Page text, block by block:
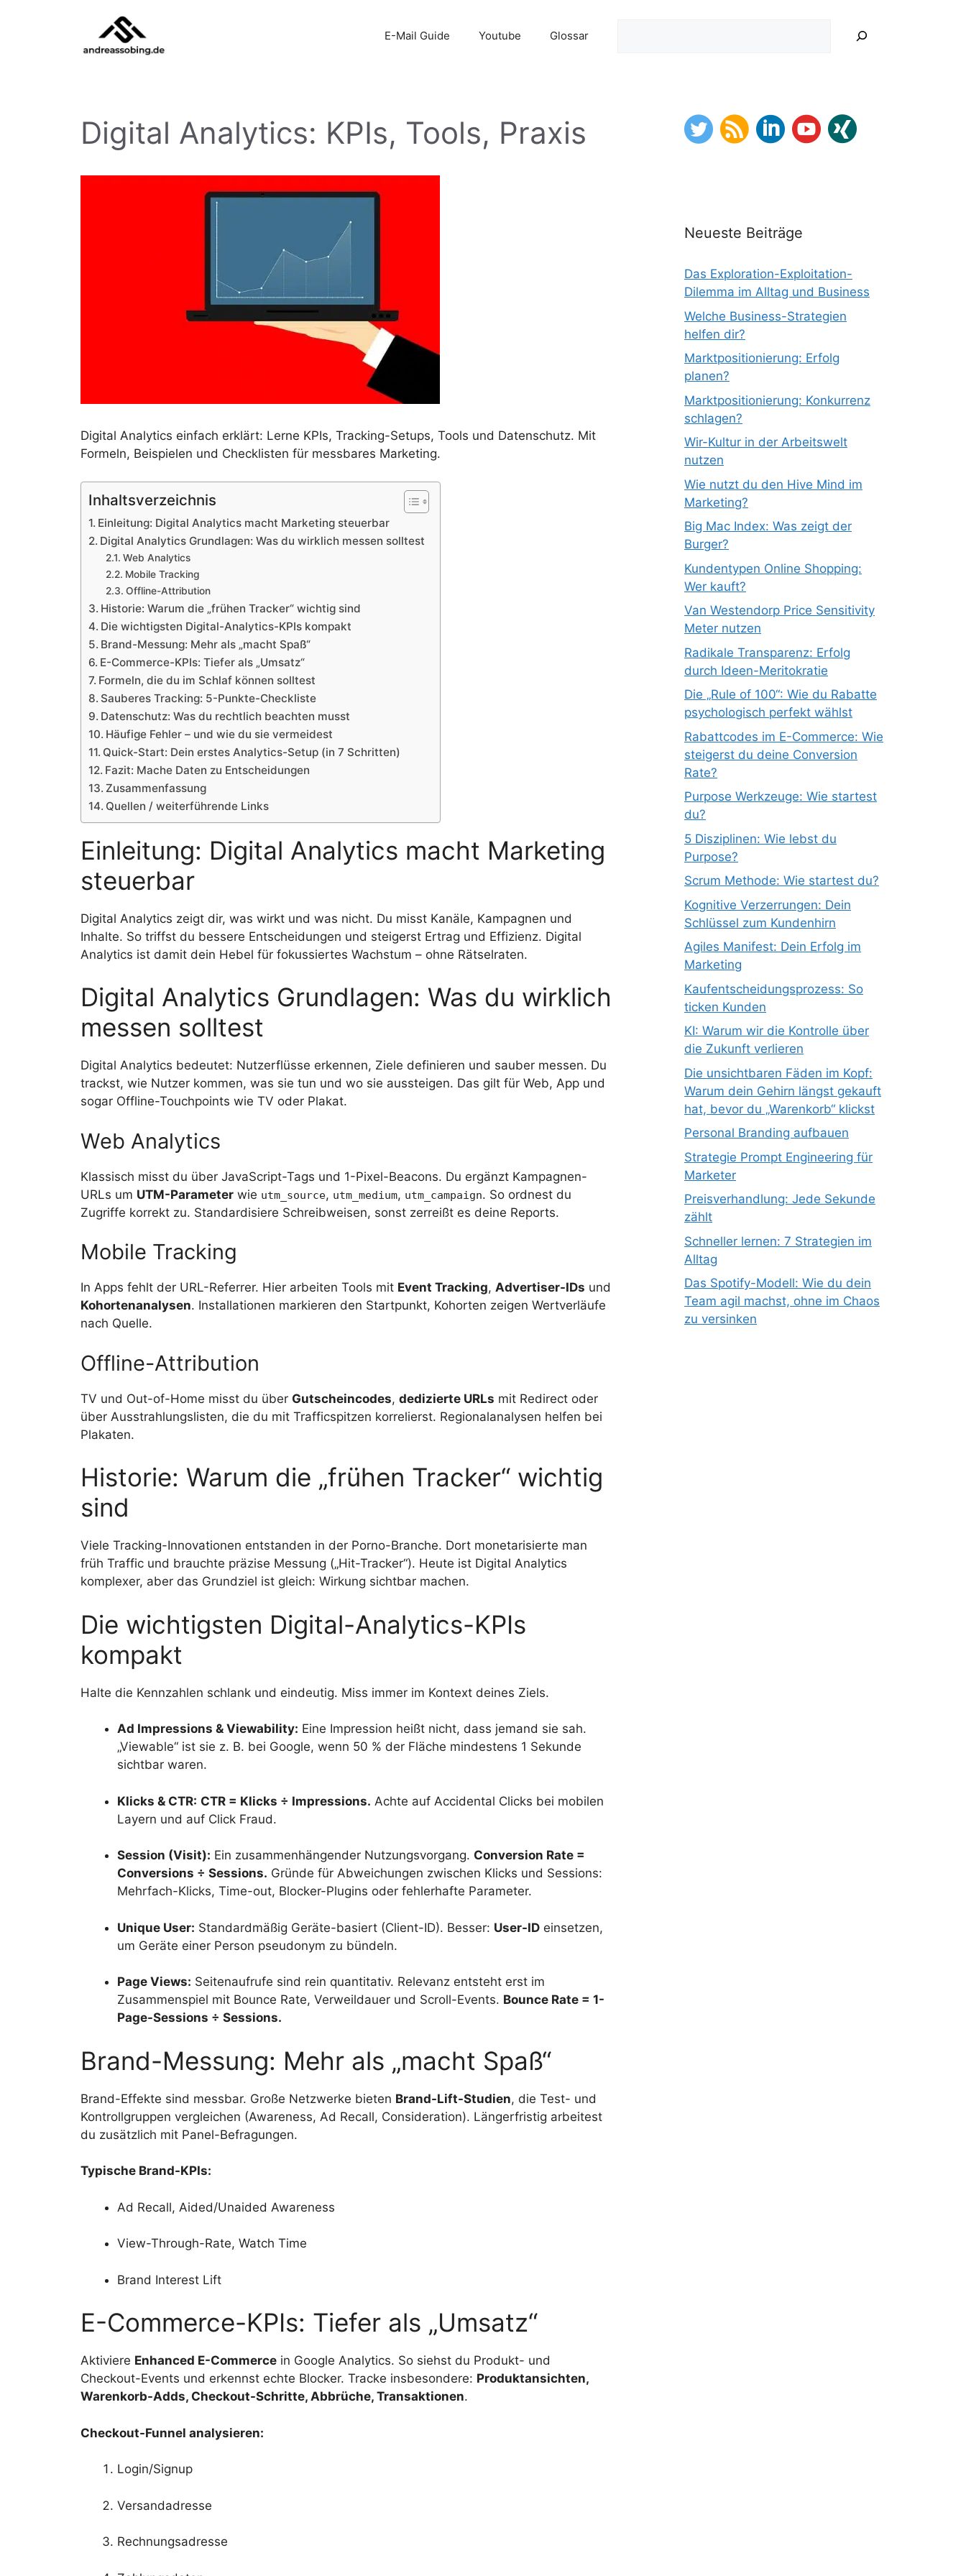
E-Mail Guide Youtube Glossar
Digital Analytics: KPIs, Tools, Praxis
Digital Analytics einfach erklärt: Lerne KPIs, Tracking-Setups, Tools und Datenschutz. Mit
Formeln, Beispielen und Checklisten für messbares Marketing.
Inhaltsverzeichnis
Einleitung: Digital Analytics macht Marketing steuerbar
Digital Analytics Grundlagen: Was du wirklich messen solltest
Web Analytics
Mobile Tracking
Offline-Attribution
Historie: Warum die „frühen Tracker“ wichtig sind
Die wichtigsten Digital-Analytics-KPIs kompakt
Brand-Messung: Mehr als „macht Spaß“
E-Commerce-KPIs: Tiefer als „Umsatz“
Formeln, die du im Schlaf können solltest
Sauberes Tracking: 5-Punkte-Checkliste
Datenschutz: Was du rechtlich beachten musst
Häufige Fehler – und wie du sie vermeidest
Quick-Start: Dein erstes Analytics-Setup (in 7 Schritten)
Fazit: Mache Daten zu Entscheidungen
Zusammenfassung
Quellen / weiterführende Links
Einleitung: Digital Analytics macht Marketing
steuerbar
Digital Analytics zeigt dir, was wirkt und was nicht. Du misst Kanäle, Kampagnen und
Inhalte. So triffst du bessere Entscheidungen und steigerst Ertrag und Effizienz. Digital
Analytics ist damit dein Hebel für fokussiertes Wachstum – ohne Rätselraten.
Digital Analytics Grundlagen: Was du wirklich
messen solltest
Digital Analytics bedeutet: Nutzerflüsse erkennen, Ziele definieren und sauber messen. Du
trackst, wie Nutzer kommen, was sie tun und wo sie aussteigen. Das gilt für Web, App und
sogar Offline-Touchpoints wie TV oder Plakat.
Web Analytics
Klassisch misst du über JavaScript-Tags und 1-Pixel-Beacons. Du ergänzt Kampagnen-
URLs um UTM-Parameter wie utm_source, utm_medium, utm_campaign. So ordnest du
Zugriffe korrekt zu. Standardisiere Schreibweisen, sonst zerreißt es deine Reports.
Mobile Tracking
In Apps fehlt der URL-Referrer. Hier arbeiten Tools mit Event Tracking, Advertiser-IDs und
Kohortenanalysen. Installationen markieren den Startpunkt, Kohorten zeigen Wertverläufe
nach Quelle.
Offline-Attribution
TV und Out-of-Home misst du über Gutscheincodes, dedizierte URLs mit Redirect oder
über Ausstrahlungslisten, die du mit Trafficspitzen korrelierst. Regionalanalysen helfen bei
Plakaten.
Historie: Warum die „frühen Tracker“ wichtig
sind
Viele Tracking-Innovationen entstanden in der Porno-Branche. Dort monetarisierte man
früh Traffic und brauchte präzise Messung („Hit-Tracker“). Heute ist Digital Analytics
komplexer, aber das Grundziel ist gleich: Wirkung sichtbar machen.
Die wichtigsten Digital-Analytics-KPIs
kompakt
Halte die Kennzahlen schlank und eindeutig. Miss immer im Kontext deines Ziels.
Ad Impressions & Viewability: Eine Impression heißt nicht, dass jemand sie sah.
„Viewable“ ist sie z. B. bei Google, wenn 50 % der Fläche mindestens 1 Sekunde
sichtbar waren.
Klicks & CTR: CTR = Klicks ÷ Impressions. Achte auf Accidental Clicks bei mobilen
Layern und auf Click Fraud.
Session (Visit): Ein zusammenhängender Nutzungsvorgang. Conversion Rate =
Conversions ÷ Sessions. Gründe für Abweichungen zwischen Klicks und Sessions:
Mehrfach-Klicks, Time-out, Blocker-Plugins oder fehlerhafte Parameter.
Unique User: Standardmäßig Geräte-basiert (Client-ID). Besser: User-ID einsetzen,
um Geräte einer Person pseudonym zu bündeln.
Page Views: Seitenaufrufe sind rein quantitativ. Relevanz entsteht erst im
Zusammenspiel mit Bounce Rate, Verweildauer und Scroll-Events. Bounce Rate = 1-
Page-Sessions ÷ Sessions.
Brand-Messung: Mehr als „macht Spaß“
Brand-Effekte sind messbar. Große Netzwerke bieten Brand-Lift-Studien, die Test- und
Kontrollgruppen vergleichen (Awareness, Ad Recall, Consideration). Längerfristig arbeitest
du zusätzlich mit Panel-Befragungen.
Typische Brand-KPIs:
Ad Recall, Aided/Unaided Awareness
View-Through-Rate, Watch Time
Brand Interest Lift
E-Commerce-KPIs: Tiefer als „Umsatz“
Aktiviere Enhanced E-Commerce in Google Analytics. So siehst du Produkt- und
Checkout-Events und erkennst echte Blocker. Tracke insbesondere: Produktansichten,
Warenkorb-Adds, Checkout-Schritte, Abbrüche, Transaktionen.
Checkout-Funnel analysieren:
Login/Signup
Versandadresse
Rechnungsadresse
Neueste Beiträge
Das Exploration-Exploitation-
Dilemma im Alltag und Business
Welche Business-Strategien
helfen dir?
Marktpositionierung: Erfolg
planen?
Marktpositionierung: Konkurrenz
schlagen?
Wir-Kultur in der Arbeitswelt
nutzen
Wie nutzt du den Hive Mind im
Marketing?
Big Mac Index: Was zeigt der
Burger?
Kundentypen Online Shopping:
Wer kauft?
Van Westendorp Price Sensitivity
Meter nutzen
Radikale Transparenz: Erfolg
durch Ideen-Meritokratie
Die „Rule of 100“: Wie du Rabatte
psychologisch perfekt wählst
Rabattcodes im E-Commerce: Wie
steigerst du deine Conversion
Rate?
Purpose Werkzeuge: Wie startest
du?
5 Disziplinen: Wie lebst du
Purpose?
Scrum Methode: Wie startest du?
Kognitive Verzerrungen: Dein
Schlüssel zum Kundenhirn
Agiles Manifest: Dein Erfolg im
Marketing
Kaufentscheidungsprozess: So
ticken Kunden
KI: Warum wir die Kontrolle über
die Zukunft verlieren
Die unsichtbaren Fäden im Kopf:
Warum dein Gehirn längst gekauft
hat, bevor du „Warenkorb“ klickst
Personal Branding aufbauen
Strategie Prompt Engineering für
Marketer
Preisverhandlung: Jede Sekunde
zählt
Schneller lernen: 7 Strategien im
Alltag
Das Spotify-Modell: Wie du dein
Team agil machst, ohne im Chaos
zu versinken